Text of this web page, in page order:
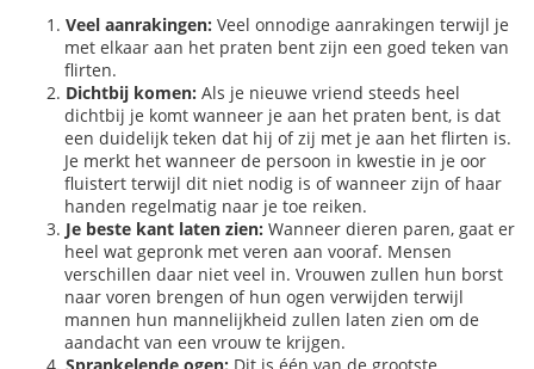
Veel aanrakingen: Veel onnodige aanrakingen terwijl je
met elkaar aan het praten bent zijn een goed teken van
flirten.
Dichtbij komen: Als je nieuwe vriend steeds heel
dichtbij je komt wanneer je aan het praten bent, is dat
een duidelijk teken dat hij of zij met je aan het flirten is.
Je merkt het wanneer de persoon in kwestie in je oor
fluistert terwijl dit niet nodig is of wanneer zijn of haar
handen regelmatig naar je toe reiken.
Je beste kant laten zien: Wanneer dieren paren, gaat er
heel wat gepronk met veren aan vooraf. Mensen
verschillen daar niet veel in. Vrouwen zullen hun borst
naar voren brengen of hun ogen verwijden terwijl
mannen hun mannelijkheid zullen laten zien om de
aandacht van een vrouw te krijgen.